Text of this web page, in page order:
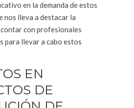
en la demanda de estos
nos lleva a destacar la
con profesionales
para llevar a cabo estos
EN
DE